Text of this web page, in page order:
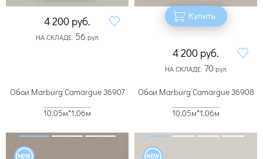
4 200 руб.
НА СКЛАДЕ: 56 рул.
Купить
4 200 руб.
НА СКЛАДЕ: 70рул.
Обои Marburg Camargue 36907
10.05м*1.06м
Обои Marburg Camargue 36908
10.05м*1.06м